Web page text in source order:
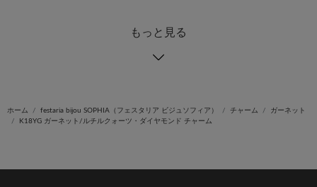
もっと見る
ホーム festaria bijou SOPHIA（フェスタリア ビジュソフィア） チャーム
ガーネット
K18YG ガーネット/ルチルクォーツ・ダイヤモンド チャーム